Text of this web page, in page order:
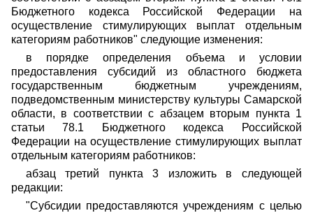
Бюджетного кодекса Российской Федерации на
осуществление стимулирующих выплат отдельным
категориям работников" следующие изменения:
в порядке определения объема и условии
предоставления субсидий из областного бюджета
государственным бюджетным учреждениям,
подведомственным министерству культуры Самарской
области, в соответствии с абзацем вторым пункта 1
статьи 78.1 Бюджетного кодекса Российской
Федерации на осуществление стимулирующих выплат
отдельным категориям работников:
абзац третий пункта 3 изложить в следующей
редакции:
"Субсидии предоставляются учреждениям с целью